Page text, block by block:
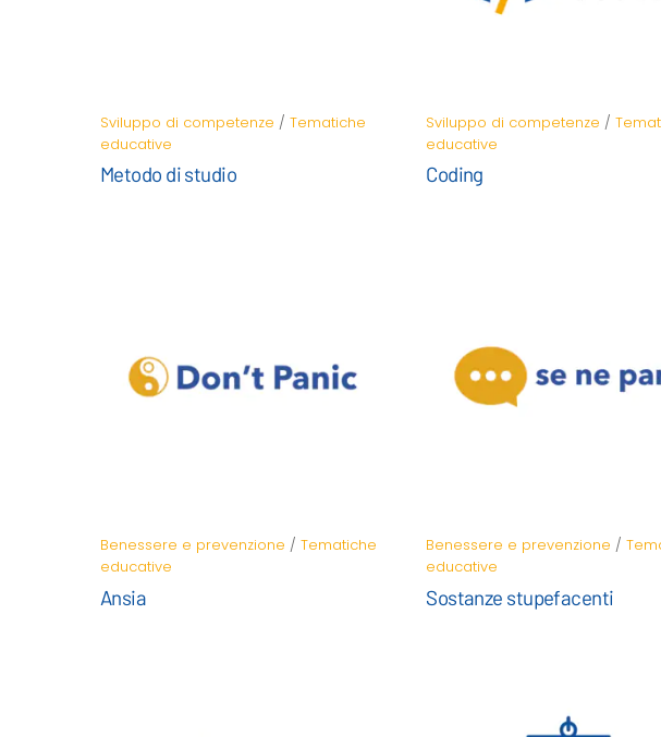
Sviluppo di competenze / Tematiche
educative
Metodo di studio
Sviluppo di competenze /
educative
Coding
Benessere e prevenzione / Tematiche
educative
Ansia
Benessere e prevenzione /
educative
Sostanze stupefacenti